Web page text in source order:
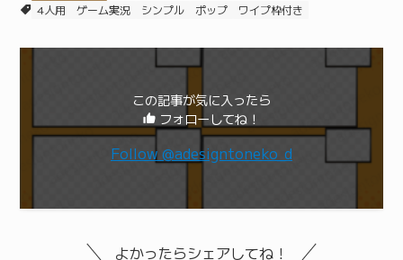
4人用
ゲーム実況 シンプル ポップ ワイプ枠付き
この記事が気に入ったら
フォローしてね！
Follow @adesigntoneko_d
よかったらシェアしてね！